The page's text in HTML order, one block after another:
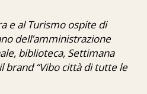
e al Turismo ospite di
dell’amministrazione
biblioteca, Settimana
brand “Vibo città di tutte le